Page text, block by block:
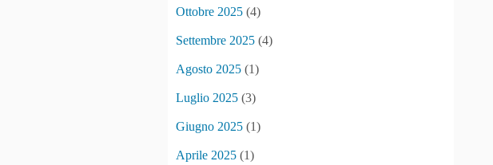
Ottobre 2025 (4)
Settembre 2025 (4)
Agosto 2025 (1)
Luglio 2025 (3)
Giugno 2025 (1)
Aprile 2025 (1)